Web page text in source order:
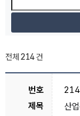
전체214건
214
산